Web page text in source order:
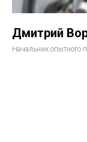
Дмитрий
Начальник опытного